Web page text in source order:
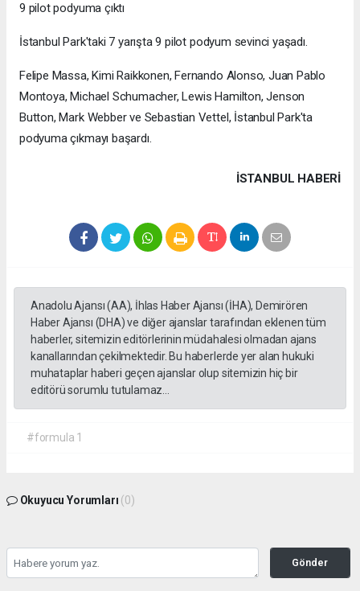
9 pilot podyuma çıktı
İstanbul Park'taki 7 yarışta 9 pilot podyum sevinci yaşadı.
Felipe Massa, Kimi Raikkonen, Fernando Alonso, Juan Pablo
Montoya, Michael Schumacher, Lewis Hamilton, Jenson
Button, Mark Webber ve Sebastian Vettel, İstanbul Park'ta
podyuma çıkmayı başardı.
İSTANBUL HABERİ
Anadolu Ajansı (AA), İhlas Haber Ajansı (İHA), Demirören
Haber Ajansı (DHA) ve diğer ajanslar tarafından eklenen tüm
haberler, sitemizin editörlerinin müdahalesi olmadan ajans
kanallarından çekilmektedir. Bu haberlerde yer alan hukuki
muhataplar haberi geçen ajanslar olup sitemizin hiç bir
editörü sorumlu tutulamaz...
#formula 1
Okuyucu Yorumları (0)
Gönder